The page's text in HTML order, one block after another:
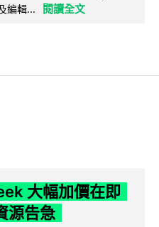
編輯...
閱讀全文
大幅加價在即
源告急